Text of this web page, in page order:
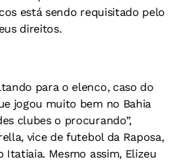
está sendo requisitado pelo
direitos.
para o elenco, caso do
jogou muito bem no Bahia
clubes o procurando”,
vice de futebol da Raposa,
Itatiaia. Mesmo assim, Elizeu